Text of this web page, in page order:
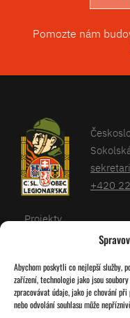
Abychom poskytli co nejlepší služby,
zařízení, technologie jako jsou
zpracovávat údaje, jako je chování při
nebo odvolání souhlasu může
Pomozte nám
+420
Projekty
Kalendář
O nás